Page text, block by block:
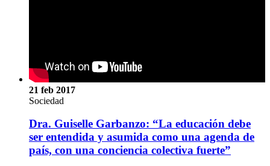
21 feb 2017
Sociedad
Dra. Guiselle Garbanzo: “La educación debe
ser entendida y asumida como una agenda de
país, con una conciencia colectiva fuerte”